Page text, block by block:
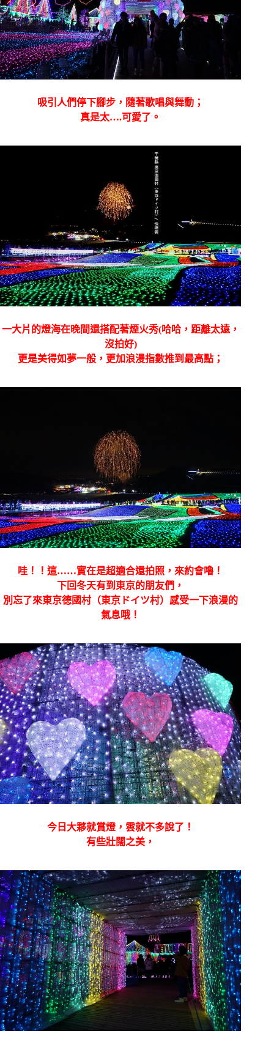
吸引人們停下腳步，隨著歌唱與舞動；
真是太….可愛了。
一大片的燈海在晚間還搭配著煙火秀(哈哈，距離太遠，
沒拍好)
更是美得如夢一般，更加浪漫指數推到最高點；
哇！！這……實在是超適合還拍照，來約會嚕！
下回冬天有到東京的朋友們，
別忘了來東京德國村（東京ドイツ村）感受一下浪漫的
氣息哦！
今日大夥就賞燈，雲就不多說了！
有些壯闊之美，